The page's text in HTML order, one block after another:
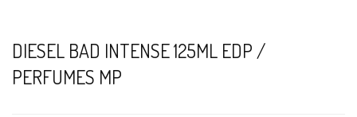
DIESEL BAD INTENSE 125ML EDP /
PERFUMES MP